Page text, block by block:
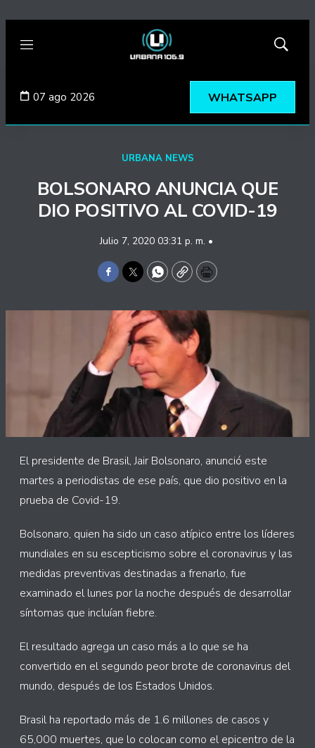
Menú
Mostrar
07 ago 2026 WHATSAPP
URBANA NEWS
BOLSONARO ANUNCIA QUE
DIO POSITIVO AL COVID-19
Julio 7, 2020 03:31 p. m. •
Facebook
TwitterWhatsApp
CopyPrint
El presidente de Brasil, Jair Bolsonaro, anunció este
martes a periodistas de ese país, que dio positivo en la
prueba de Covid-19.
Bolsonaro, quien ha sido un caso atípico entre los líderes
mundiales en su escepticismo sobre el coronavirus y las
medidas preventivas destinadas a frenarlo, fue
examinado el lunes por la noche después de desarrollar
síntomas que incluían fiebre.
El resultado agrega un caso más a lo que se ha
convertido en el segundo peor brote de coronavirus del
mundo, después de los Estados Unidos.
Brasil ha reportado más de 1.6 millones de casos y
65,000 muertes, que lo colocan como el epicentro de la